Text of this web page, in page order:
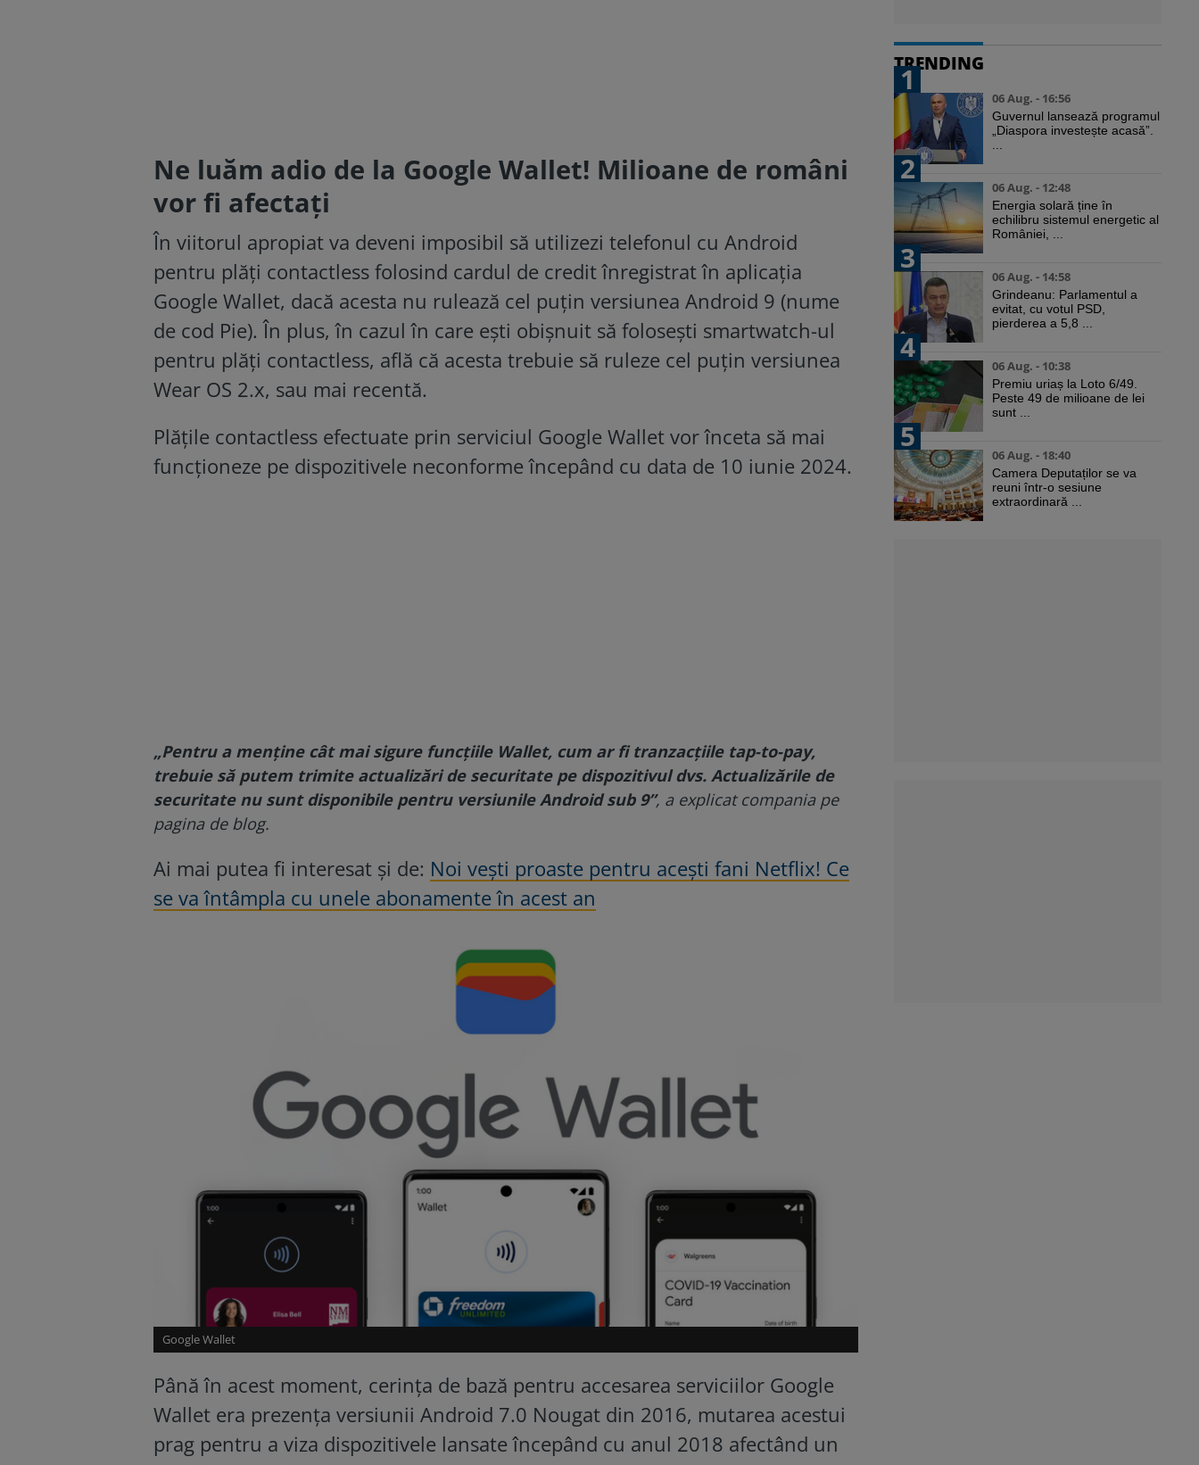
Ne luăm adio de la Google Wallet! Milioane de români
vor fi afectați
În viitorul apropiat va deveni imposibil să utilizezi telefonul cu Android
pentru plăți contactless folosind cardul de credit înregistrat în aplicația
Google Wallet, dacă acesta nu rulează cel puțin versiunea Android 9 (nume
de cod Pie). În plus, în cazul în care ești obișnuit să folosești smartwatch-ul
pentru plăți contactless, află că acesta trebuie să ruleze cel puțin versiunea
Wear OS 2.x, sau mai recentă.
Plățile contactless efectuate prin serviciul Google Wallet vor înceta să mai
funcționeze pe dispozitivele neconforme începând cu data de 10 iunie 2024.
„Pentru a menține cât mai sigure funcțiile Wallet, cum ar fi tranzacțiile tap-to-pay,
trebuie să putem trimite actualizări de securitate pe dispozitivul dvs. Actualizările de
securitate nu sunt disponibile pentru versiunile Android sub 9”, a explicat compania pe
pagina de blog.
Ai mai putea fi interesat și de: Noi vești proaste pentru acești fani Netflix! Ce
se va întâmpla cu unele abonamente în acest an
Google Wallet
Până în acest moment, cerința de bază pentru accesarea serviciilor Google
Wallet era prezența versiunii Android 7.0 Nougat din 2016, mutarea acestui
prag pentru a viza dispozitivele lansate începând cu anul 2018 afectând un
TRENDING
1
06 Aug. - 16:56
Guvernul lansează programul
„Diaspora investește acasă”.
2
06 Aug. - 12:48
Energia solară ține în
echilibru sistemul energetic al
României, ...
3
06 Aug. - 14:58
Grindeanu: Parlamentul a
evitat, cu votul PSD,
pierderea a 5,8 ...
4
06 Aug. - 10:38
Premiu uriaș la Loto 6/49.
Peste 49 de milioane de lei
sunt ...
5
06 Aug. - 18:40
Camera Deputaților se va
reuni într-o sesiune
extraordinară ...